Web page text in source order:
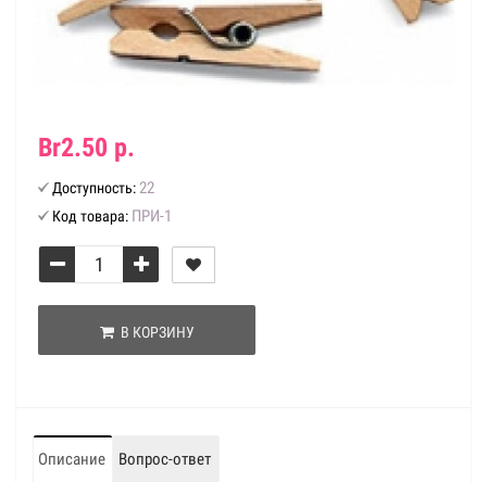
Br2.50 р.
Доступность: 22
Код товара: ПРИ-1
В КОРЗИНУ
Описание Вопрос-ответ